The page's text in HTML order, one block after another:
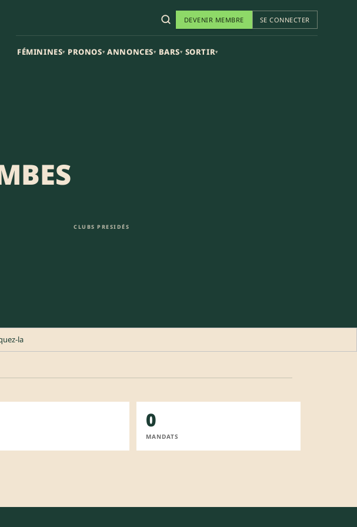
DEVENIR MEMBRE SE CONNECTER
FÉMININES▾ PRONOS▾ ANNONCES▾ BARS▾ SORTIR▾
CLUBS PRESIDÉS
la
0
MANDATS